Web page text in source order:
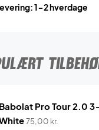
1-2 hverdage
Babolat Pro Tour 2.0
75,00 kr.